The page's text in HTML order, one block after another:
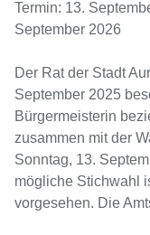
Termin: 13.
September 2026
Der Rat der Stadt
September 2025
Bürgermeisterin
zusammen mit der
Sonntag, 13.
mögliche Stichwahl
vorgesehen. Die